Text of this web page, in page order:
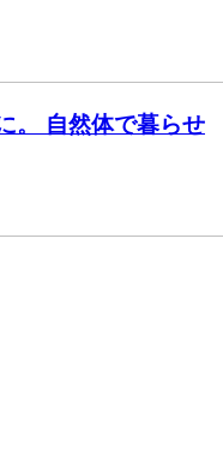
。 自然体で暮らせ